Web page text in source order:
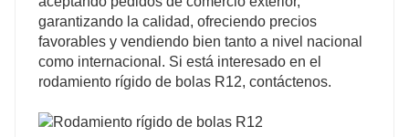
garantizando la calidad, ofreciendo precios
favorables y vendiendo bien tanto a nivel nacional
como internacional. Si está interesado en el
rodamiento rígido de bolas R12, contáctenos.